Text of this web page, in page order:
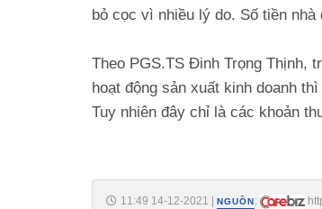
bỏ cọc vì nhiều lý do. Số tiền
Theo PGS.TS Đinh Trọng Thịnh,
hoạt động sản xuất kinh doanh
Tuy nhiên đây chỉ là các khoản
11:49 14-12-2021 NGUỒN: